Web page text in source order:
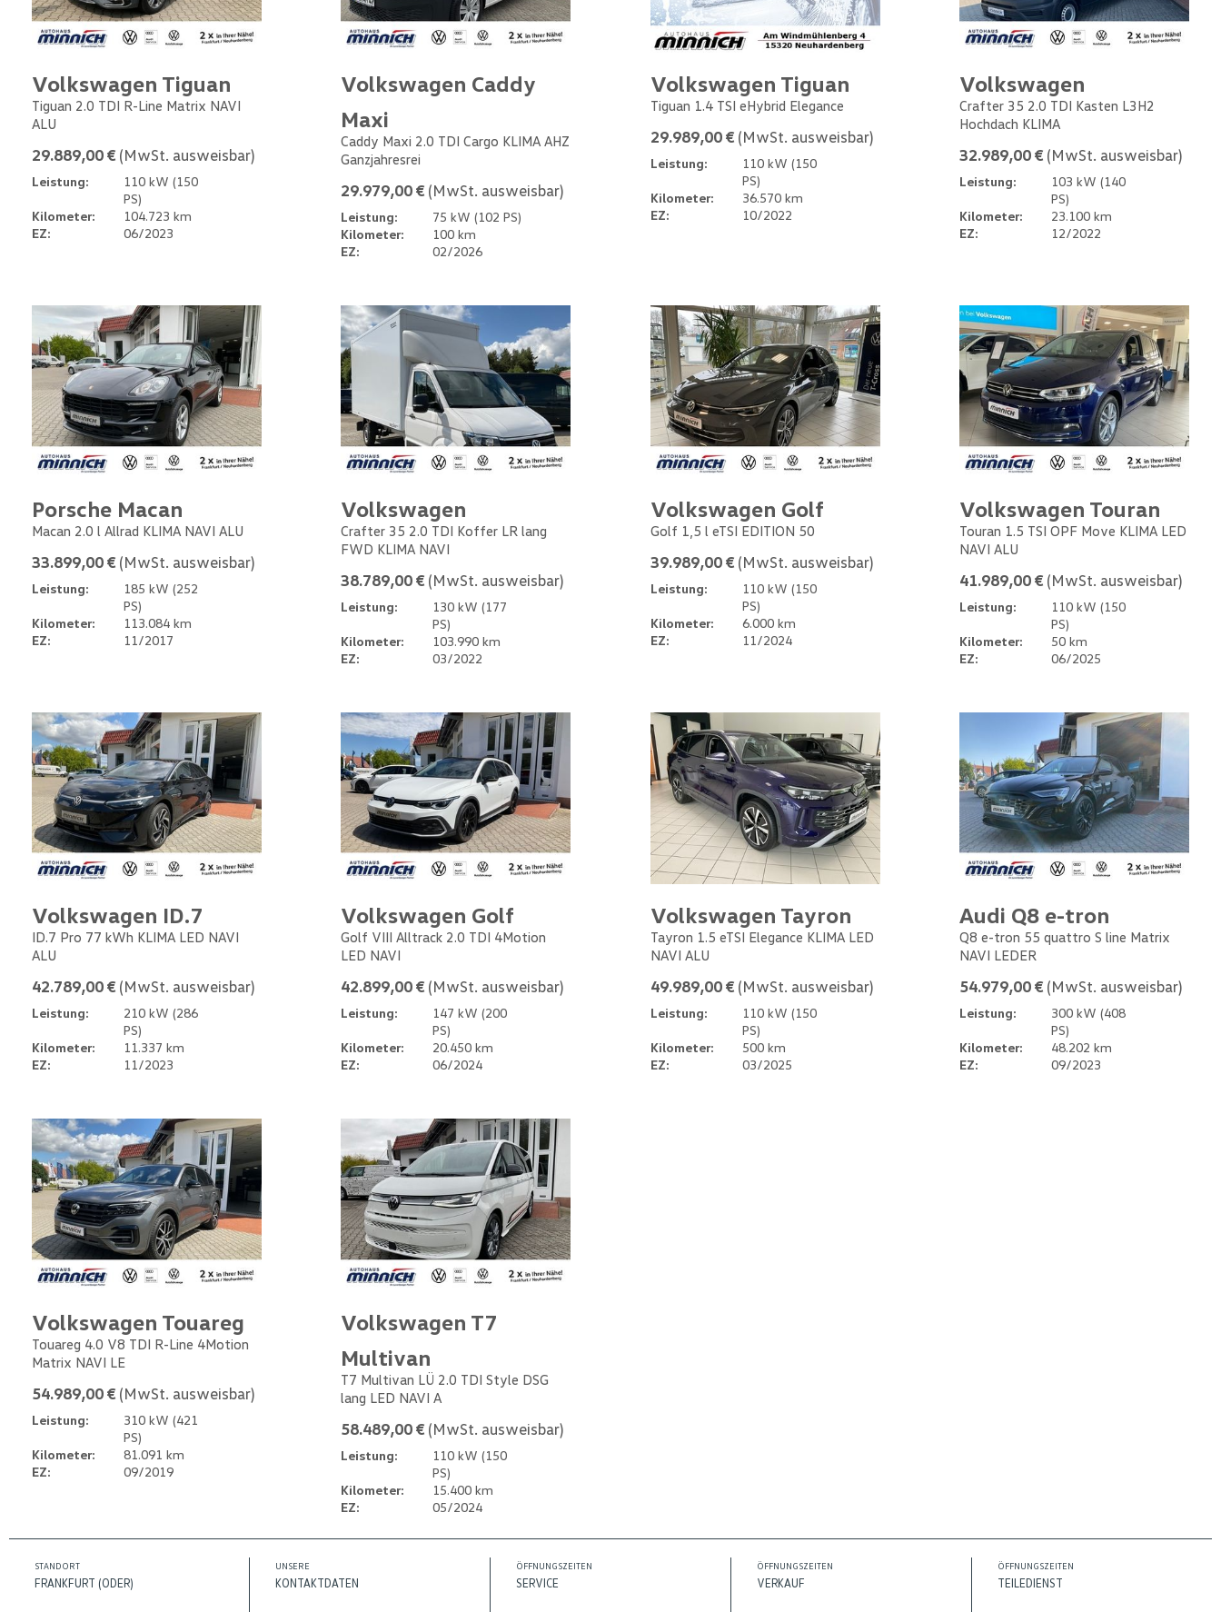
Volkswagen Tiguan
Tiguan 2.0 TDI R-Line Matrix NAVI
ALU
29.889,00 € (MwSt. ausweisbar)
Leistung:
110 kW (150
PS)
Kilometer:
104.723 km
EZ:
06/2023
Volkswagen Caddy
Maxi
Caddy Maxi 2.0 TDI Cargo KLIMA AHZ
Ganzjahresrei
29.979,00 € (MwSt. ausweisbar)
Leistung:
75 kW (102 PS)
Kilometer:
100 km
EZ:
02/2026
Volkswagen Tiguan
Tiguan 1.4 TSI eHybrid Elegance
29.989,00 € (MwSt. ausweisbar)
Leistung:
110 kW (150
PS)
Kilometer:
36.570 km
EZ:
10/2022
Volkswagen
Crafter 35 2.0 TDI Kasten L3H2
Hochdach KLIMA
32.989,00 € (MwSt. ausweisbar)
Leistung:
103 kW (140
PS)
Kilometer:
23.100 km
EZ:
12/2022
Porsche Macan
Macan 2.0 l Allrad KLIMA NAVI ALU
33.899,00 € (MwSt. ausweisbar)
Leistung:
185 kW (252
PS)
Kilometer:
113.084 km
EZ:
11/2017
Volkswagen
Crafter 35 2.0 TDI Koffer LR lang
FWD KLIMA NAVI
38.789,00 € (MwSt. ausweisbar)
Leistung:
130 kW (177
PS)
Kilometer:
103.990 km
EZ:
03/2022
Volkswagen Golf
Golf 1,5 l eTSI EDITION 50
39.989,00 € (MwSt. ausweisbar)
Leistung:
110 kW (150
PS)
Kilometer:
6.000 km
EZ:
11/2024
Volkswagen Touran
Touran 1.5 TSI OPF Move KLIMA LED
NAVI ALU
41.989,00 € (MwSt. ausweisbar)
Leistung:
110 kW (150
PS)
Kilometer:
50 km
EZ:
06/2025
Volkswagen ID.7
ID.7 Pro 77 kWh KLIMA LED NAVI
ALU
42.789,00 € (MwSt. ausweisbar)
Leistung:
210 kW (286
PS)
Kilometer:
11.337 km
EZ:
11/2023
Volkswagen Golf
Golf VIII Alltrack 2.0 TDI 4Motion
LED NAVI
42.899,00 € (MwSt. ausweisbar)
Leistung:
147 kW (200
PS)
Kilometer:
20.450 km
EZ:
06/2024
Volkswagen Tayron
Tayron 1.5 eTSI Elegance KLIMA LED
NAVI ALU
49.989,00 € (MwSt. ausweisbar)
Leistung:
110 kW (150
PS)
Kilometer:
500 km
EZ:
03/2025
Audi Q8 e-tron
Q8 e-tron 55 quattro S line Matrix
NAVI LEDER
54.979,00 € (MwSt. ausweisbar)
Leistung:
300 kW (408
PS)
Kilometer:
48.202 km
EZ:
09/2023
Volkswagen Touareg
Touareg 4.0 V8 TDI R-Line 4Motion
Matrix NAVI LE
54.989,00 € (MwSt. ausweisbar)
Leistung:
310 kW (421
PS)
Kilometer:
81.091 km
EZ:
09/2019
Volkswagen T7
Multivan
T7 Multivan LÜ 2.0 TDI Style DSG
lang LED NAVI A
58.489,00 € (MwSt. ausweisbar)
Leistung:
110 kW (150
PS)
Kilometer:
15.400 km
EZ:
05/2024
STANDORT
FRANKFURT (ODER)
UNSERE
KONTAKTDATEN
ÖFFNUNGSZEITEN
SERVICE
ÖFFNUNGSZEITEN
VERKAUF
ÖFFNUNGSZEITEN
TEILEDIENST